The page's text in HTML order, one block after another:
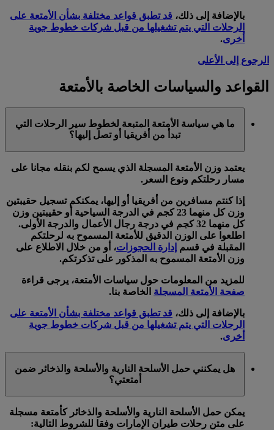
بالإضافة إلى ذلك، قد تطبق قواعد مختلفة بشأن الأمتعة على
الرحلات التي يتم تشغيلها من قبل شركات خطوط جوية
أخرى.
الرجوع إلى الأعلى
القواعد والسياسات الخاصة بالأمتعة
ما هي سياسة الأمتعة المتبعة لخطوط سير الرحلات التي
تبدأ من أفريقيا أو تصل إليها؟
يعتمد وزن الأمتعة المسجلة الذي يسمح لكم بنقله مجانا على
مسار رحلتكم ونوع السعر.
إذا كنتم مسافرين من أفريقيا أو إليها، يمكنكم تسجيل حقيبتين
وزن كل منهما 23 كجم في الدرجة السياحية أو حقيبتين وزن
كل منهما 32 كجم في درجة رجال الأعمال والدرجة الأولى.
اطلعوا على الوزن الدقيق للأمتعة المسموح به لرحلتكم
المقبلة في قسم إدارة الحجوزات، أو من خلال الاطلاع على
وزن الأمتعة المسموح به المذكور على تذكرتكم.
للمزيد من المعلومات حول سياسات الأمتعة، يرجى قراءة
صفحة الأمتعة المسجلة الخاصة بنا.
بالإضافة إلى ذلك، قد تطبق قواعد مختلفة بشأن الأمتعة على
الرحلات التي يتم تشغيلها من قبل شركات خطوط جوية
أخرى.
هل يمكنني حمل الأسلحة النارية والأسلحة والذخائر ضمن
أمتعتي؟
يمكن حمل الأسلحة النارية والأسلحة والذخائر كأمتعة مسجلة
على متن رحلات طيران الإمارات وفقا للشروط التالية: